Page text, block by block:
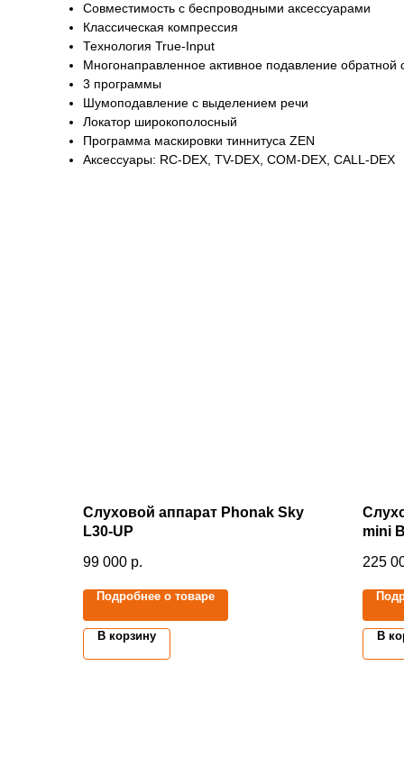
Совместимость с беспроводными аксессуарами
Классическая компрессия
Технология True-Input
Многонаправленное активное подавление обратной
3 программы
Шумоподавление с выделением речи
Локатор широкополосный
Программа маскировки тиннитуса ZEN
Аксессуары: RC-DEX, TV-DEX, COM-DEX, CALL-DEX
Слуховой аппарат Phonak Sky
L30-UP
99 000 р.
Подробнее о товаре
В корзину
mini
225
В